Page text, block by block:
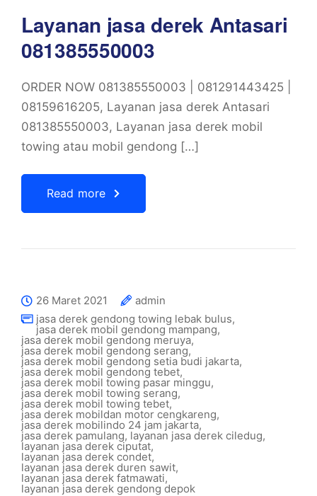
Layanan jasa derek Antasari
081385550003
ORDER NOW 081385550003 | 081291443425 |
08159616205, Layanan jasa derek Antasari
081385550003, Layanan jasa derek mobil
towing atau mobil gendong […]
Read more
26 Maret 2021
admin
jasa derek gendong towing lebak bulus,
jasa derek mobil gendong mampang,
jasa derek mobil gendong meruya,
jasa derek mobil gendong serang,
jasa derek mobil gendong setia budi jakarta,
jasa derek mobil gendong tebet,
jasa derek mobil towing pasar minggu,
jasa derek mobil towing serang,
jasa derek mobil towing tebet,
jasa derek mobildan motor cengkareng,
jasa derek mobilindo 24 jam jakarta,
jasa derek pamulang, layanan jasa derek ciledug,
layanan jasa derek ciputat,
layanan jasa derek condet,
layanan jasa derek duren sawit,
layanan jasa derek fatmawati,
layanan jasa derek gendong depok